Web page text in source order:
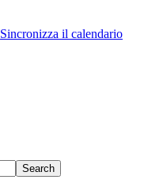
Sincronizza il calendario